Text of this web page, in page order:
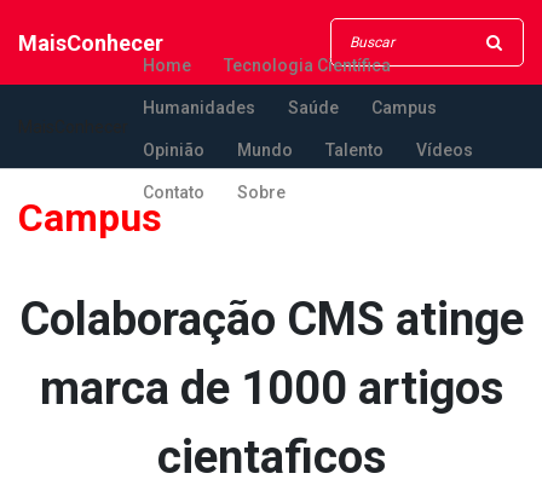
MaisConhecer
Home Tecnologia Científica
Humanidades Saúde Campus
Opinião Mundo Talento Vídeos
Contato Sobre
Campus
Colaboração CMS atinge
marca de 1000 artigos
cienta­ficos